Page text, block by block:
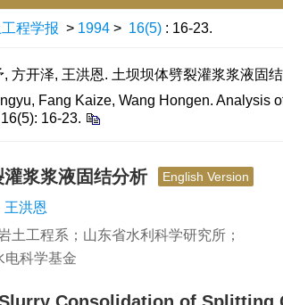
程学报 > 1994 > 16(5) : 16-23.
, 方开泽, 王洪恩. 土坝坝体劈裂灌浆浆液固
Fang Kaize, Wang Hongen. Analysis
16-23.
浆浆液固结分析 English Version
王洪恩
土工程系；山东省水利科学研究所；
电科学基金